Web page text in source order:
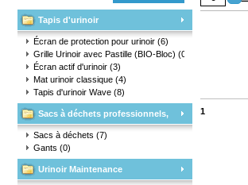
marque
Tapis d'urinoir
Écran de protection pour urinoir (6)
Grille Urinoir avec Pastille (BIO-Bloc) (0)
Écran actif d'urinoir (3)
Mat urinoir classique (4)
Tapis d'urinoir Wave (8)
Sacs à déchets professionnels,
matériaux d'emballage et gants
Sacs à déchets (7)
Gants (0)
Urinoir Maintenance
1